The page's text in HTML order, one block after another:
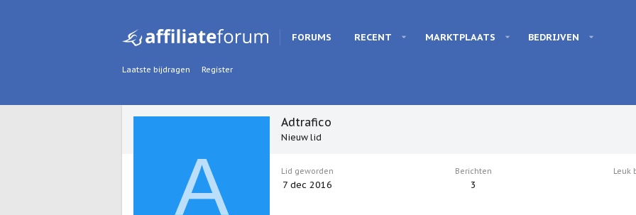
FORUMS RECENT MARKTPLAATS BEDRIJVEN
Laatste bijdragen Register
A
Adtrafico
Nieuw lid
Lid geworden
7 dec 2016
Berichten
3
Leuk